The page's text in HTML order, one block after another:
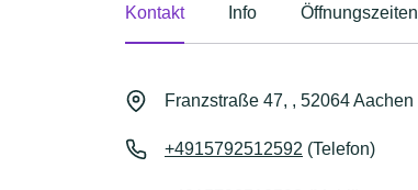
Kontakt Info Öffnungszeiten
Franzstraße 47, , 52064 Aachen
+4915792512592 (Telefon)